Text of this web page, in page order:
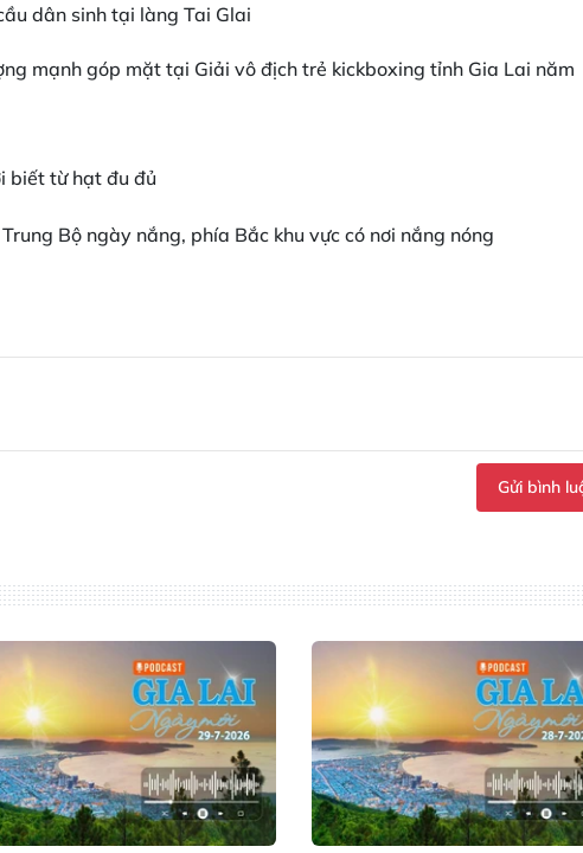
dân sinh tại làng Tai Glai
mạnh góp mặt tại Giải vô địch trẻ kickboxing tỉnh Gia Lai năm
biết từ hạt đu đủ
Bộ ngày nắng, phía Bắc khu vực có nơi nắng nóng
Gửi bình